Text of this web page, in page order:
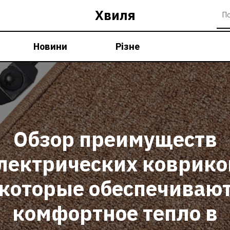
Хвиля
Новини Різне
Обзор преимуществ
комфортное тепло в